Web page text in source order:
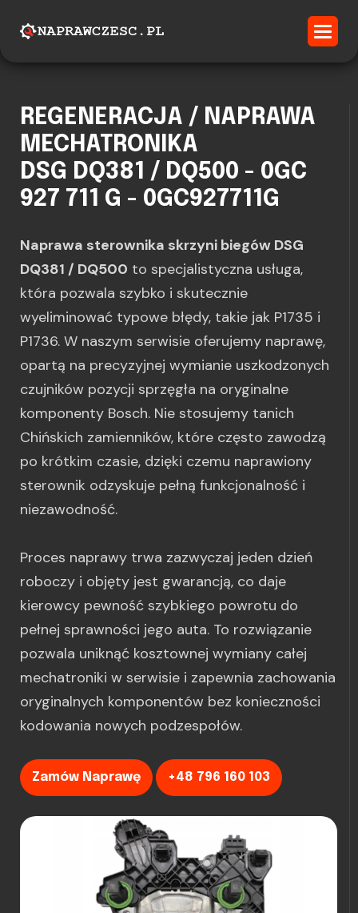
REGENERACJA / NAPRAWA
MECHATRONIKA
DSG DQ381 / DQ500 - 0GC
927 711 G - 0GC927711G
Naprawa sterownika skrzyni biegów DSG
DQ381 / DQ500 to specjalistyczna usługa,
która pozwala szybko i skutecznie
wyeliminować typowe błędy, takie jak P1735 i
P1736. W naszym serwisie oferujemy naprawę,
opartą na precyzyjnej wymianie uszkodzonych
czujników pozycji sprzęgła na oryginalne
komponenty Bosch. Nie stosujemy tanich
Chińskich zamienników, które często zawodzą
po krótkim czasie, dzięki czemu naprawiony
sterownik odzyskuje pełną funkcjonalność i
niezawodność.
Proces naprawy trwa zazwyczaj jeden dzień
roboczy i objęty jest gwarancją, co daje
kierowcy pewność szybkiego powrotu do
pełnej sprawności jego auta. To rozwiązanie
pozwala uniknąć kosztownej wymiany całej
mechatroniki w serwisie i zapewnia zachowania
oryginalnych komponentów bez konieczności
kodowania nowych podzespołów.
Zamów Naprawę +48 796 160 103